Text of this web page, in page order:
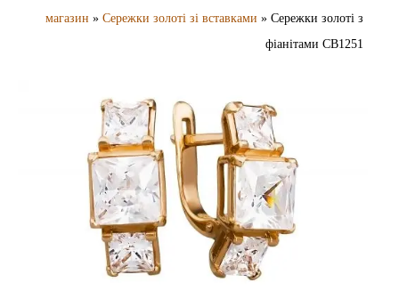
магазин » Сережки золоті зі вставками » Сережки золоті з
фіанітами СВ1251